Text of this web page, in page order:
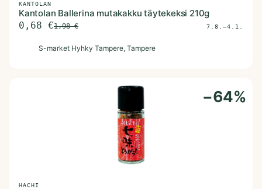
KANTOLAN
Kantolan Ballerina mutakakku täytekeksi 210g
0,68 €1,98€ 7.8.–4.1.
S-market Hyhky Tampere, Tampere
−64%
HACHI